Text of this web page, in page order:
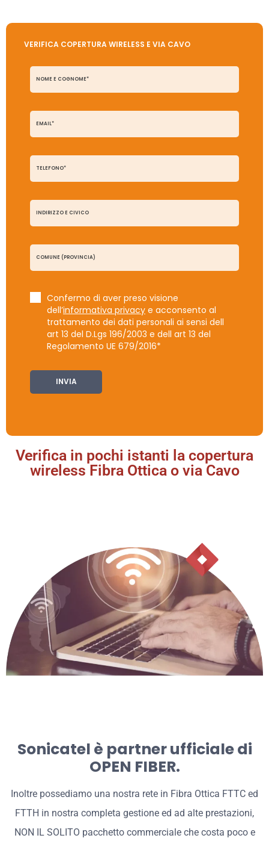
VERIFICA COPERTURA WIRELESS E VIA CAVO
Confermo di aver preso visione
dell’informativa privacy e acconsento al
trattamento dei dati personali ai sensi dell
art 13 del D.Lgs 196/2003 e dell art 13 del
Regolamento UE 679/2016*
Verifica in pochi istanti la copertura
wireless Fibra Ottica o via Cavo
Sonicatel è partner ufficiale di
OPEN FIBER.
Inoltre possediamo una nostra rete in Fibra Ottica FTTC ed
FTTH in nostra completa gestione ed ad alte prestazioni,
NON IL SOLITO pacchetto commerciale che costa poco e